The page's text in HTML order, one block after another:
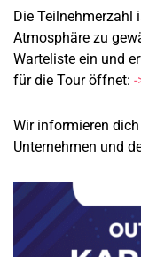
Die Teilnehmerzahl
Atmosphäre zu
Warteliste ein und
für die Tour öffnet: -
Wir informieren
Unternehmen und